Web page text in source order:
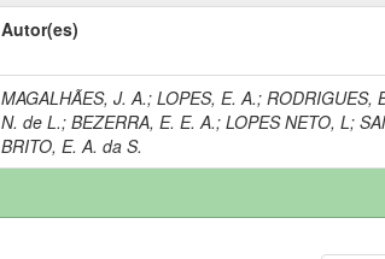
Autor(es)
MAGALHÃES, J. A.;LOPES, E. A.; RODRIGUES,
N. de L.;BEZERRA, E. E. A.;LOPES NETO, L;
BRITO, E. A. da S.